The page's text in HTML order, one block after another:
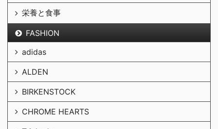
栄養と食事
FASHION
adidas
ALDEN
BIRKENSTOCK
CHROME HEARTS